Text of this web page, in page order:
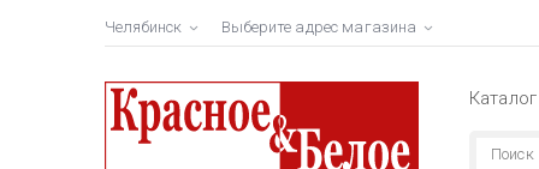
Челябинск Выберите адрес магазина
Каталог